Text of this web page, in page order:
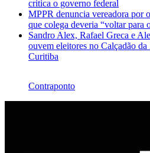
critica o governo federal
MPPR denuncia vereadora por
que colega deveria “voltar para
Sandro Alex, Rafael Greca e
ouvem eleitores no Calçadão
Curitiba
Contraponto